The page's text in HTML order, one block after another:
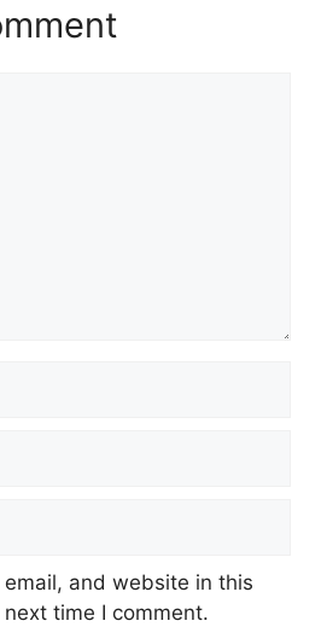
email, and website in this
time I comment.